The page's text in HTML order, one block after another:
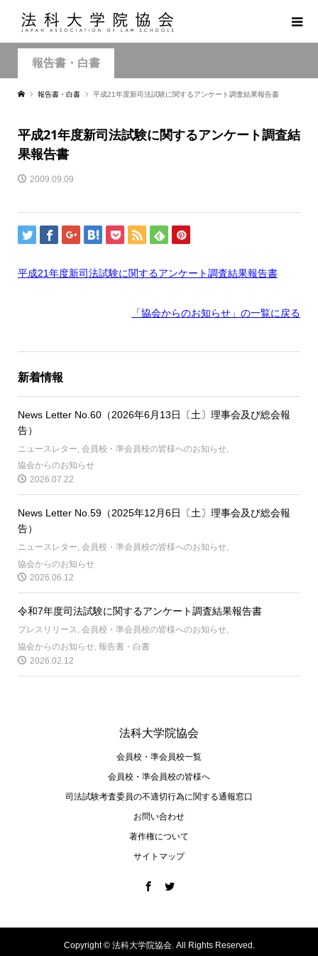
報告書・白書
報告書・白書 平成21年度新司法試験に関するアンケート調査結果報告書
平成21年度新司法試験に関するアンケート調査結
果報告書
2009.09.09
平成21年度新司法試験に関するアンケート調査結果報告書
「協会からのお知らせ 」の一覧に戻る
新着情報
News Letter No.60（2026年6月13日〔土〕理事会及び総会報
告）
ニュースレター 会員校・準会員校の皆様へのお知らせ
協会からのお知らせ
2026.07.22
News Letter No.59（2025年12月6日〔土〕理事会及び総会報
告）
ニュースレター, 会員校・準会員校の皆様へのお知らせ,
協会からのお知らせ
2026.06.12
令和7年度司法試験に関するアンケート調査結果報告書
プレスリリース, 会員校・準会員校の皆様へのお知らせ,
協会からのお知らせ 報告書・白書
2026.02.12
法科大学院協会
会員校・準会員校一覧
会員校・準会員校の皆様へ
司法試験考査委員の不適切⾏為に関する通報窓⼝
お問い合わせ
著作権について
サイトマップ
Copyright ©法科大学院協会. All Rights Reserved.